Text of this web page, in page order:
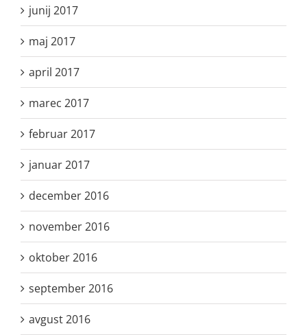
junij 2017
maj 2017
april 2017
marec 2017
februar 2017
januar 2017
december 2016
november 2016
oktober 2016
september 2016
avgust 2016